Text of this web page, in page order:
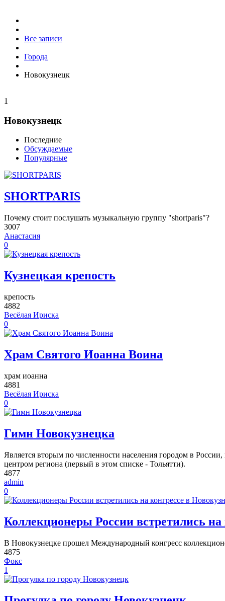
Все записи
Города
Новокузнецк
1
Новокузнецк
Последние
Обсуждаемые
Популярные
SHORTPARIS
Почему стоит послушать музыкальную группу "shortparis"?
3007
Анастасия
0
Кузнецкая крепость
крепость
4882
Весёлая Ириска
0
Храм Святого Иоанна Воина
храм иоанна
4881
Весёлая Ириска
0
Гимн Новокузнецка
Является вторым по численности населения городом в
центром региона (первый в этом списке - Тольятти).
4877
admin
0
Коллекционеры России встретились на
В Новокузнецке прошел Международный конгресс
4875
Фокс
1